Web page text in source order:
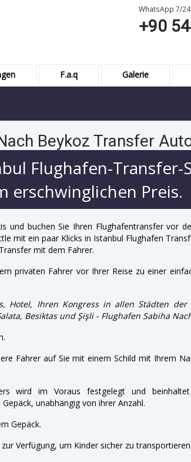
WhatsApp 7/24
+90
F.a.q Galerie
Beykoz Transfer
Flughafen-Transfer-
erschwinglichen Preis.
und buchen Sie Ihren Flughafentransfer vor
mit ein paar Klicks in Istanbul Flughafen
mit dem Fahrer.
privaten Fahrer vor Ihrer Reise zu einer
Hotel, Ihren Kongress in allen Städten der
Besiktas und Şişli - Flughafen Sabiha
Fahrer auf Sie mit einem Schild mit Ihrem
wird im Voraus festgelegt und
unabhängig von ihrer Anzahl.
Gepäck.
Verfügung, um Kinder sicher zu transportieren.